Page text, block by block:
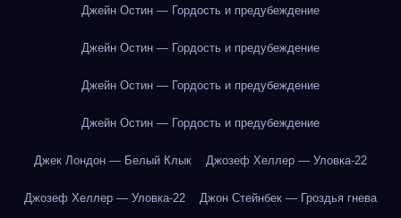
Джейн Остин — Гордость и предубеждение
Джейн Остин — Гордость и предубеждение
Джейн Остин — Гордость и предубеждение
Джейн Остин — Гордость и предубеждение
Джек Лондон — Белый Клык Джозеф Хеллер — Уловка-22
Джозеф Хеллер — Уловка-22 Джон Стейнбек — Гроздья гнева